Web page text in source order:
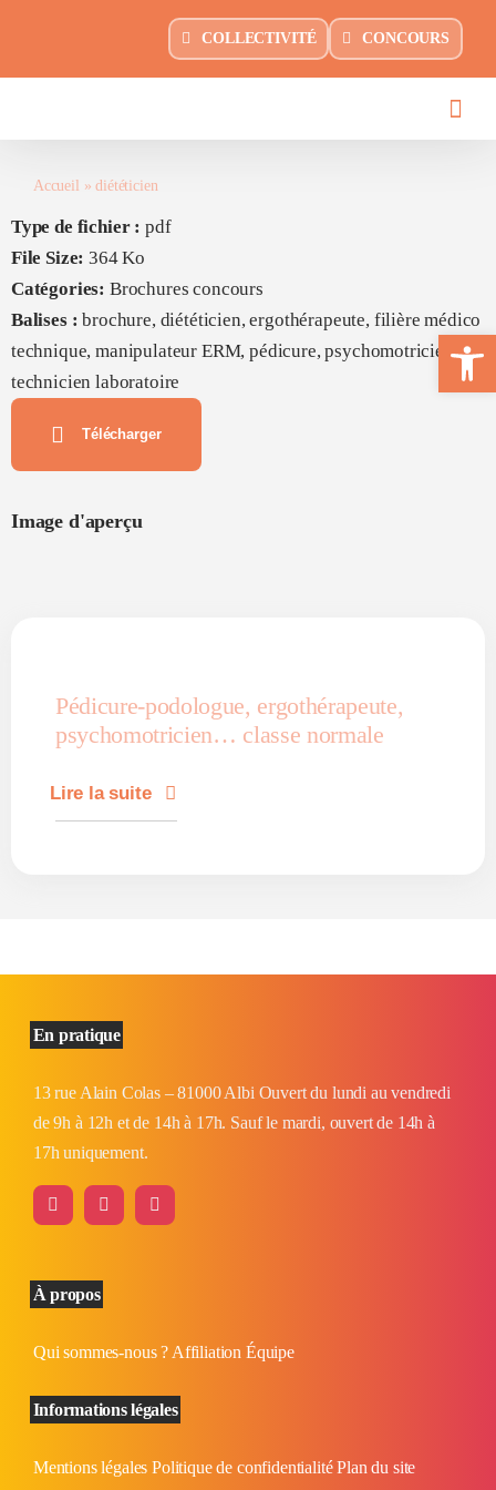
Ouvrir
contenu
COLLECTIVITÉ CONCOURS
Accueil »diététicien
Type de fichier : pdf
File Size:364 Ko
Catégories: Brochures concours
Balises :brochure, diététicien, ergothérapeute, filière médico
technique, manipulateur ERM, pédicure, psychomotricien,
technicien laboratoire
Télécharger
Image d'aperçu
Pédicure-podologue, ergothérapeute,
psychomotricien… classe normale
Lire la suite
En pratique
13 rue Alain Colas – 81000 Albi Ouvert du lundi au vendredi
de 9h à 12h et de 14h à 17h. Sauf le mardi, ouvert de 14h à
17h uniquement.
À propos
Qui sommes-nous ? Affiliation Équipe
Informations légales
Mentions légales Politique de confidentialité Plan du site